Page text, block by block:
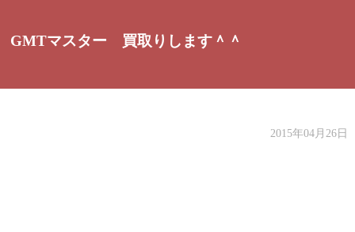
GMTマスター 買取りします＾＾
2015年04月26日